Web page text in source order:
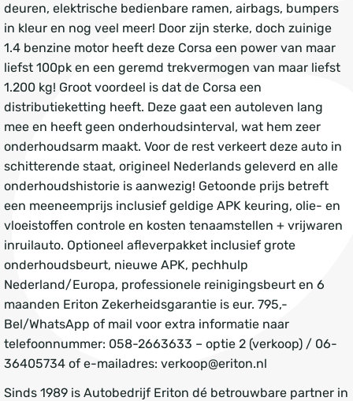
deuren, elektrische bedienbare ramen, airbags, bumpers
in kleur en nog veel meer! Door zijn sterke, doch zuinige
1.4 benzine motor heeft deze Corsa een power van maar
liefst 100pk en een geremd trekvermogen van maar liefst
1.200 kg! Groot voordeel is dat de Corsa een
distributieketting heeft. Deze gaat een autoleven lang
mee en heeft geen onderhoudsinterval, wat hem zeer
onderhoudsarm maakt. Voor de rest verkeert deze auto in
schitterende staat, origineel Nederlands geleverd en alle
onderhoudshistorie is aanwezig! Getoonde prijs betreft
een meeneemprijs inclusief geldige APK keuring, olie- en
vloeistoffen controle en kosten tenaamstellen + vrijwaren
inruilauto. Optioneel afleverpakket inclusief grote
onderhoudsbeurt, nieuwe APK, pechhulp
Nederland/Europa, professionele reinigingsbeurt en 6
maanden Eriton Zekerheidsgarantie is eur. 795,-
Bel/WhatsApp of mail voor extra informatie naar
telefoonnummer: 058-2663633 – optie 2 (verkoop) / 06-
36405734 of e-mailadres: verkoop@eriton.nl
Sinds 1989 is Autobedrijf Eriton dé betrouwbare partner in